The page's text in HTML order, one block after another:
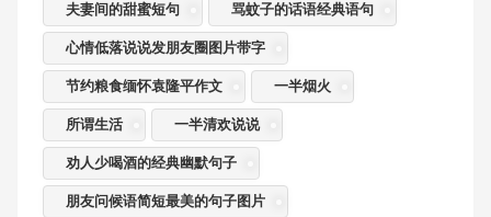
夫妻间的甜蜜短句 骂蚊子的话语经典语句
心情低落说说发朋友圈图片带字
节约粮食缅怀袁隆平作文 一半烟火
所谓生活 一半清欢说说
劝人少喝酒的经典幽默句子
朋友问候语简短最美的句子图片